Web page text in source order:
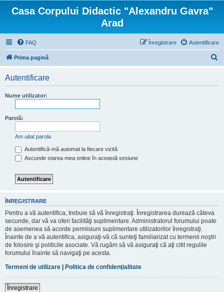
Casa Corpului Didactic "Alexandru Gavra"
Arad
FAQ Autentificare
Înregistrare
Prima pagină
Autentificare
Nume utilizator:
Parolă:
Am uitat parola
Autentifică-mă automat la fiecare vizită
Ascunde starea mea online în această sesiune
ÎNREGISTRARE
Pentru a vă autentifica, trebuie să vă înregistraţi. Înregistrarea durează câteva
secunde, dar vă va oferi facilităţi suplimentare. Administratorul forumului poate
de asemenea să acorde permisiuni suplimentare utilizatorilor înregistraţi.
Înainte de a vă autentifica, asiguraţi-vă că sunteţi familiarizat cu termenii noştri
de folosire şi politicile asociate. Vă rugăm să vă asiguraţi că aţi citit regulile
forumului înainte să navigaţi pe acesta.
Termeni de utilizare | Politica de confidenţialitate
Înregistrare